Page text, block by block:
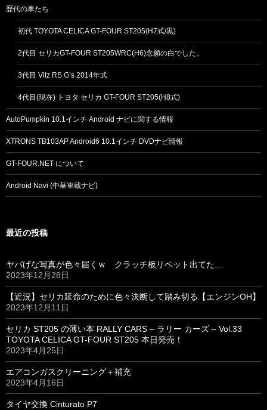
歴代の車たち
初代 TOYOTA CELICA GT-FOUR ST205(H7式/黒)
2代目 セリカGT-FOUR ST205WRC(H6)念願の白でした。
3代目 Vitz RS G’s 2014年式
4代目(現在) トヨタ セリカ GT-FOUR ST205(H8式)
AutoPumpkin 10.1インチ Android ナビに関する情報
XTRONS TB103AP Android6 10.1インチ DVDナビ情報
GT-FOUR.NET について
Android Navi (中華車載ナビ)
最近の投稿
ヤバげな写真が色々届くｗ クラッチ板リベット出てた…
2023年12月28日
【近況】セリカ延命のために色々決断して踏み切る【エンジンOH】
2023年12月11日
セリカ ST205 の薄い本 RALLY CARS – ラリー カーズ – Vol.33
TOYOTA CELICA GT-FOUR ST205 本日発売！
2023年4月25日
エアコンガスクリーニング＋補充
2023年4月16日
タイヤ交換 Cinturato P7